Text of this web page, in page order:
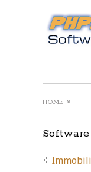
HOME »